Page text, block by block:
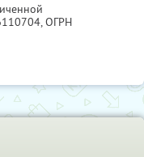
, ОГРН